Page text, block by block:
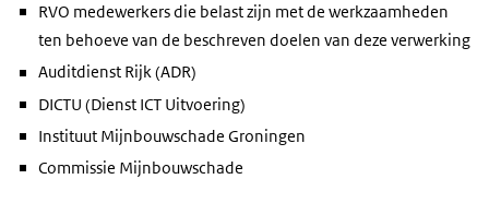
RVO medewerkers die belast zijn met de werkzaamheden
ten behoeve van de beschreven doelen van deze verwerking
Auditdienst Rijk (ADR)
DICTU (Dienst ICT Uitvoering)
Instituut Mijnbouwschade Groningen
Commissie Mijnbouwschade